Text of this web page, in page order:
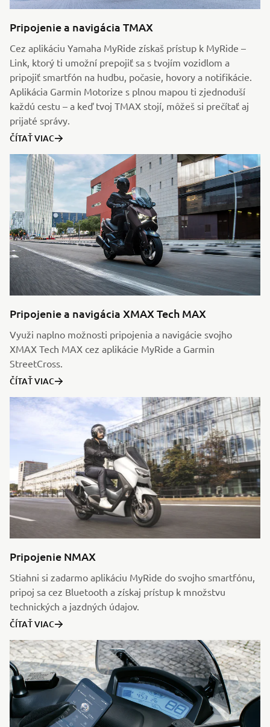
Pripojenie a navigácia TMAX
Cez aplikáciu Yamaha MyRide získaš prístup k MyRide –
Link, ktorý ti umožní prepojiť sa s tvojím vozidlom a
pripojiť smartfón na hudbu, počasie, hovory a notifikácie.
Aplikácia Garmin Motorize s plnou mapou ti zjednoduší
každú cestu – a keď tvoj TMAX stojí, môžeš si prečítať aj
prijaté správy.
ČÍTAŤ VIAC
Pripojenie a navigácia XMAX Tech MAX
Využi naplno možnosti pripojenia a navigácie svojho
XMAX Tech MAX cez aplikácie MyRide a Garmin
StreetCross.
ČÍTAŤ VIAC
Pripojenie NMAX
Stiahni si zadarmo aplikáciu MyRide do svojho smartfónu,
pripoj sa cez Bluetooth a získaj prístup k množstvu
technických a jazdných údajov.
ČÍTAŤ VIAC